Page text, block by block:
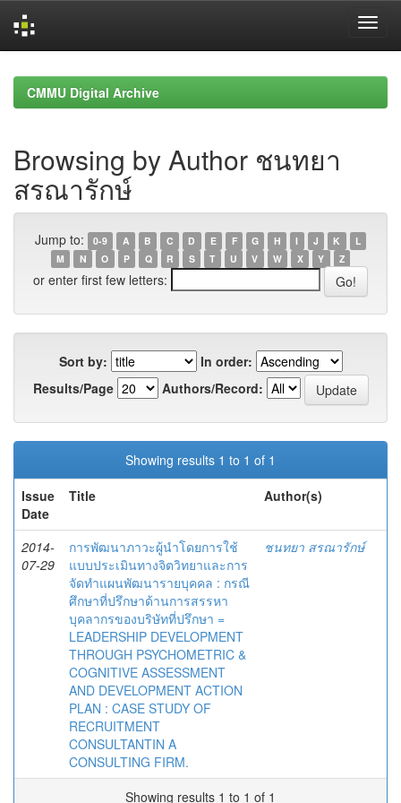
navigationCMMU Digital Archive
Browsing by Author ชนทยา
สรณารักษ์
Jump to: 0-9 A B C D E F G H I J K
L
M
N O P Q R S T U V W X Y Z
or enter first few letters:
Sort by:
In order:
Results/Page
Authors/Record:
Showing results 1 to 1 of 1
Issue
Date
Title Author(s)
2014-
07-29
การพัฒนาภาวะผู้นำโดยการใช้
แบบประเมินทางจิตวิทยาและการ
จัดทำแผนพัฒนารายบุคคล : กรณี
ศึกษาที่ปรึกษาด้านการสรรหา
บุคลากรของบริษัทที่ปรึกษา =
LEADERSHIP DEVELOPMENT
THROUGH PSYCHOMETRIC &
COGNITIVE ASSESSMENT
AND DEVELOPMENT ACTION
PLAN : CASE STUDY OF
RECRUITMENT
CONSULTANTIN A
CONSULTING FIRM.
ชนทยา สรณารักษ์
Showing results 1 to 1 of 1